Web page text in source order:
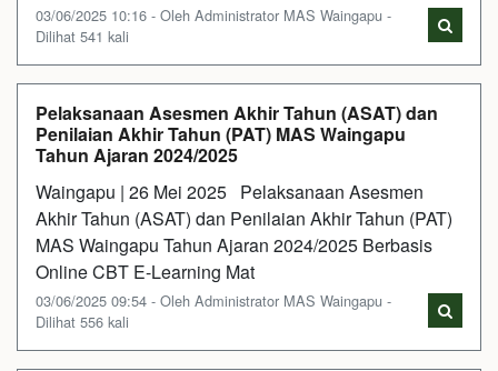
03/06/2025 10:16 - Oleh Administrator MAS Waingapu -
Dilihat 541 kali
Pelaksanaan Asesmen Akhir Tahun (ASAT) dan
Penilaian Akhir Tahun (PAT) MAS Waingapu
Tahun Ajaran 2024/2025
Waingapu | 26 Mei 2025 Pelaksanaan Asesmen
Akhir Tahun (ASAT) dan Penilaian Akhir Tahun (PAT)
MAS Waingapu Tahun Ajaran 2024/2025 Berbasis
Online CBT E-Learning Mat
03/06/2025 09:54 - Oleh Administrator MAS Waingapu -
Dilihat 556 kali